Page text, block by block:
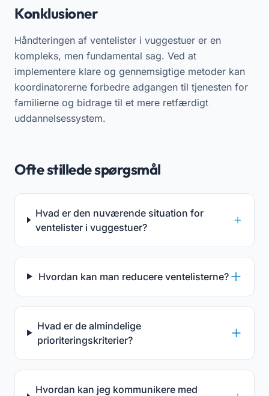
Konklusioner
Håndteringen af ventelister i vuggestuer er en
kompleks, men fundamental sag. Ved at
implementere klare og gennemsigtige metoder kan
koordinatorerne forbedre adgangen til tjenesten for
familierne og bidrage til et mere retfærdigt
uddannelsessystem.
Ofte stillede spørgsmål
Hvad er den nuværende situation for
ventelister i vuggestuer?
Hvordan kan man reducere ventelisterne?
Hvad er de almindelige
prioriteringskriterier?
Hvordan kan jeg kommunikere med